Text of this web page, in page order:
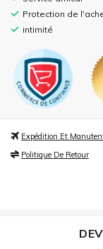
Protection de
intimité
Expédition Et
Politique De Retour